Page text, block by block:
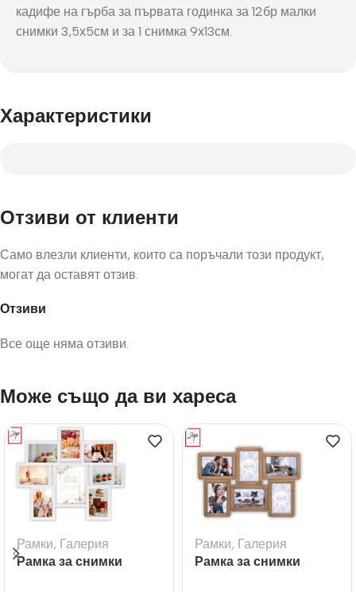
кадифе на гърба за първата годинка за 12бр малки
снимки 3,5х5см и за 1 снимка 9х13см.
Характеристики
Отзиви от клиенти
Отзиви
Все още няма отзиви.
Само влезли клиенти, които са поръчали този продукт,
могат да оставят отзив.
Може също да ви хареса
Рамки, Галерия
Рамка за снимки
Рамки, Галерия
Рамка за снимки